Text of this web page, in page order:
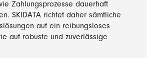
Zahlungsprozesse dauerhaft
SKIDATA richtet daher sämtliche
auf ein reibungsloses
auf robuste und zuverlässige